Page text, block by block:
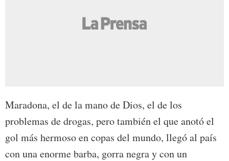
Maradona, el de la mano de Dios, el de los
problemas de drogas, pero también el que anotó el
gol más hermoso en copas del mundo, llegó al país
con una enorme barba, gorra negra y con un